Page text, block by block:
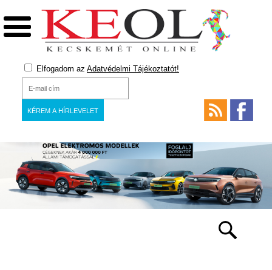
Elfogadom az Adatvédelmi Tájékoztatót!